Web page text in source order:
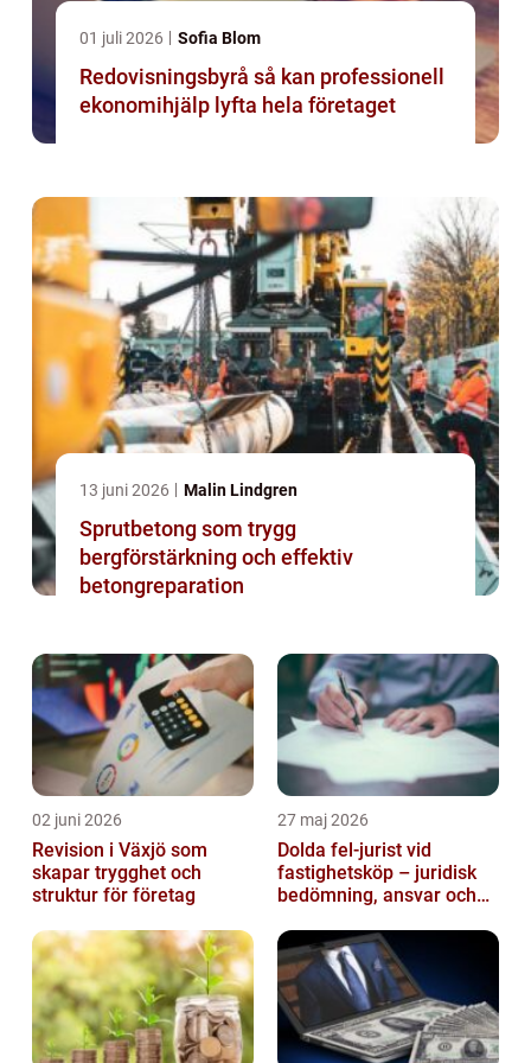
01 juli 2026 Sofia Blom
Redovisningsbyrå så kan professionell
ekonomihjälp lyfta hela företaget
13 juni 2026 Malin Lindgren
Sprutbetong som trygg
bergförstärkning och effektiv
betongreparation
02 juni 2026
Revision i Växjö som
skapar trygghet och
struktur för företag
27 maj 2026
Dolda fel-jurist vid
fastighetsköp – juridisk
bedömning, ansvar och
tvister...